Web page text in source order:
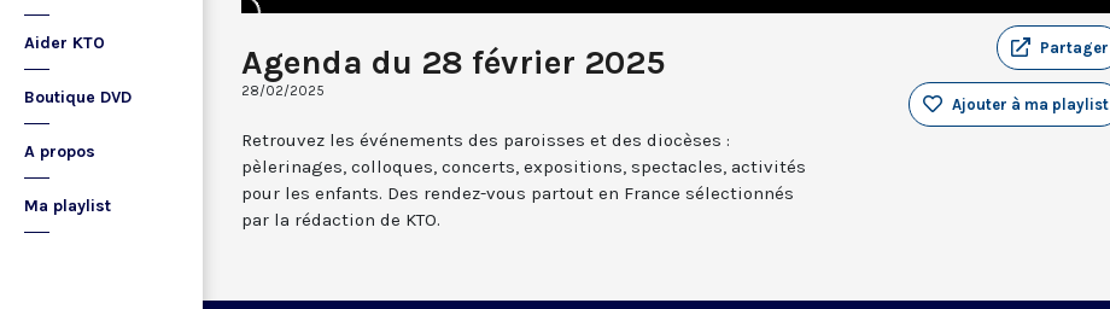
Aider KTO
Boutique DVD
A propos
Ma playlist
Agenda du 28 février 2025
28/02/2025
Partager
Ajouter à ma playlist
Retrouvez les événements des paroisses et des diocèses :
pèlerinages, colloques, concerts, expositions, spectacles, activités
pour les enfants. Des rendez-vous partout en France sélectionnés
par la rédaction de KTO.